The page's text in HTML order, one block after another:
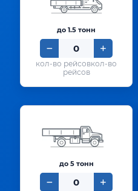
до 1.5 тонн
кол-во
рейсов
до 5 тонн